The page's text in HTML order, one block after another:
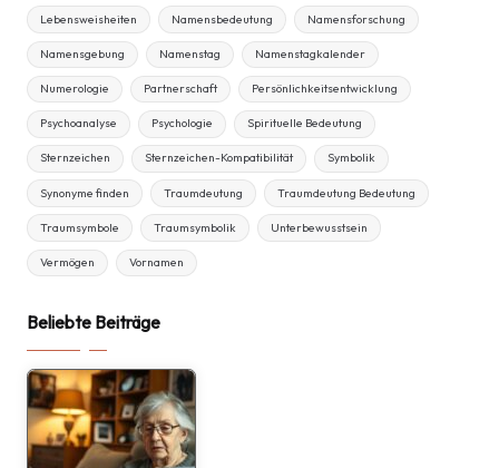
Lebensweisheiten Namensbedeutung Namensforschung
Namensgebung Namenstag Namenstagkalender
Numerologie Partnerschaft Persönlichkeitsentwicklung
Psychoanalyse Psychologie Spirituelle Bedeutung
Sternzeichen Sternzeichen-Kompatibilität Symbolik
Synonyme finden Traumdeutung Traumdeutung Bedeutung
Traumsymbole Traumsymbolik Unterbewusstsein
Vermögen Vornamen
Beliebte Beiträge